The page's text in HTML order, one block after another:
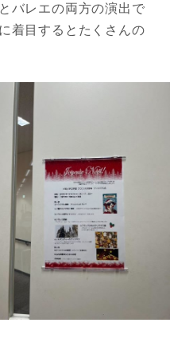
バレエの両方の演出で
着目するとたくさんの